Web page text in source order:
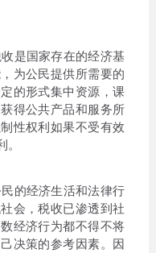
是国家存在的经济基
为公民提供所需要的
的形式集中资源，课
得公共产品和服务所
性权利如果不受有效
的经济生活和法律行
会，税收已渗透到社
经济行为都不得不将
决策的参考因素。因